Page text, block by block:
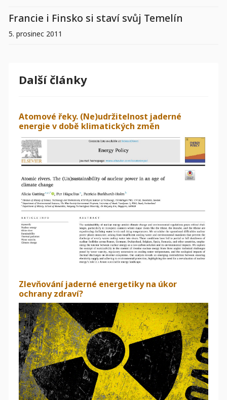
Francie i Finsko si staví svůj Temelín
5. prosinec 2011
Další články
Atomové řeky. (Ne)udržitelnost jaderné
energie v době klimatických změn
Zlevňování jaderné energetiky na úkor
ochrany zdraví?